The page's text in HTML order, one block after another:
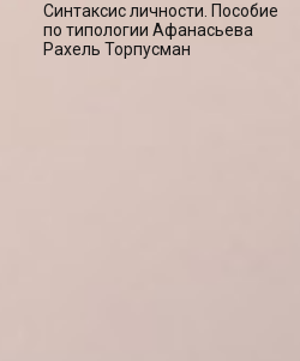
Синтаксис личности. Пособие
по типологии Афанасьева
Рахель Торпусман